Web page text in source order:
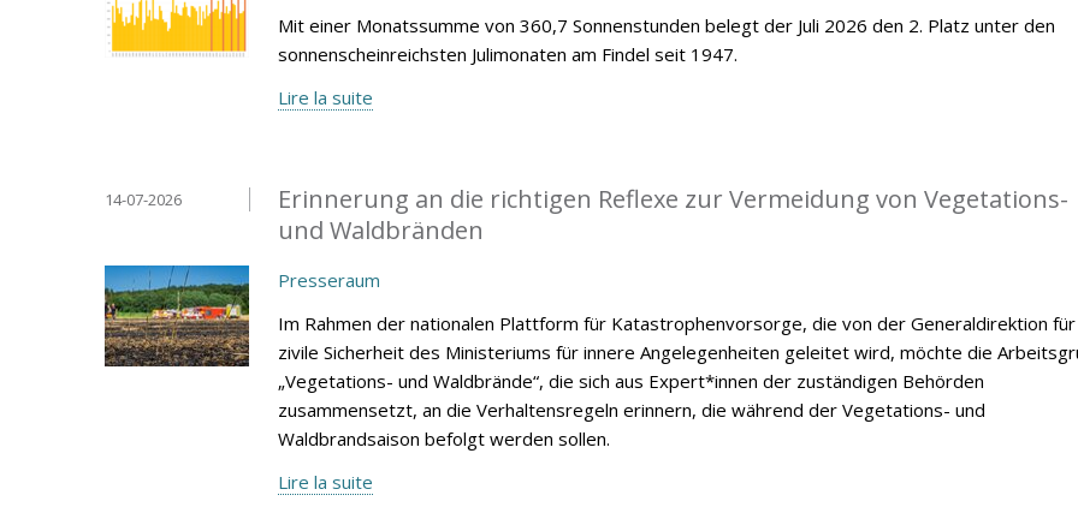
Mit einer Monatssumme von 360,7 Sonnenstunden belegt der Juli 2026 den 2. Platz unter den
sonnenscheinreichsten Julimonaten am Findel seit 1947.
Lire la suite
Erinnerung an die richtigen Reflexe zur Vermeidung von Vegetations-
und Waldbränden
14-07-2026
Presseraum
Im Rahmen der nationalen Plattform für Katastrophenvorsorge, die von der Generaldirektion für
zivile Sicherheit des Ministeriums für innere Angelegenheiten geleitet wird, möchte die
„Vegetations- und Waldbrände“, die sich aus Expert*innen der zuständigen Behörden
zusammensetzt, an die Verhaltensregeln erinnern, die während der Vegetations- und
Waldbrandsaison befolgt werden sollen.
Lire la suite